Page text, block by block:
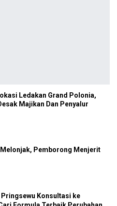
Ledakan Grand Polonia,
Majikan Dan Penyalur
Melonjak, Pemborong Menjerit
Pringsewu Konsultasi ke